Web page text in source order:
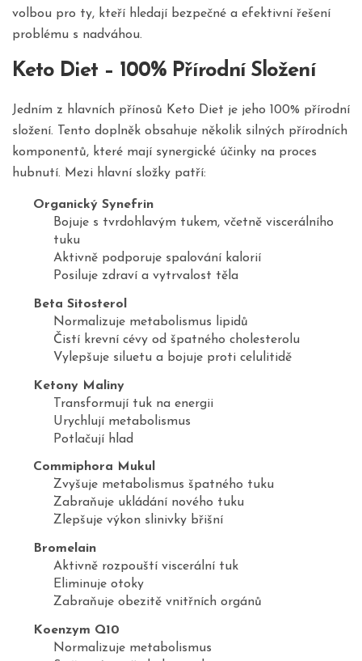
volbou pro ty, kteří hledají bezpečné a efektivní řešení
problému s nadváhou.
Keto Diet – 100% Přírodní Složení
Jedním z hlavních přínosů Keto Diet je jeho 100% přírodní
složení. Tento doplněk obsahuje několik silných přírodních
komponentů, které mají synergické účinky na proces
hubnutí. Mezi hlavní složky patří:
Organický Synefrin
Bojuje s tvrdohlavým tukem, včetně viscerálního
tuku
Aktivně podporuje spalování kalorií
Posiluje zdraví a vytrvalost těla
Beta Sitosterol
Normalizuje metabolismus lipidů
Čistí krevní cévy od špatného cholesterolu
Vylepšuje siluetu a bojuje proti celulitidě
Ketony Maliny
Transformují tuk na energii
Urychlují metabolismus
Potlačují hlad
Commiphora Mukul
Zvyšuje metabolismus špatného tuku
Zabraňuje ukládání nového tuku
Zlepšuje výkon slinivky břišní
Bromelain
Aktivně rozpouští viscerální tuk
Eliminuje otoky
Zabraňuje obezitě vnitřních orgánů
Koenzym Q10
Normalizuje metabolismus